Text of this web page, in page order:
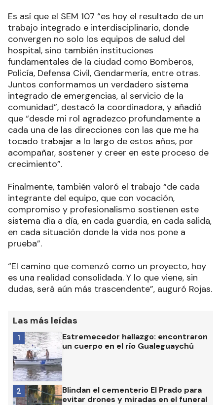
Es así que el SEM 107 “es hoy el resultado de un
trabajo integrado e interdisciplinario, donde
convergen no solo los equipos de salud del
hospital, sino también instituciones
fundamentales de la ciudad como Bomberos,
Policía, Defensa Civil, Gendarmería, entre otras.
Juntos conformamos un verdadero sistema
integrado de emergencias, al servicio de la
comunidad”, destacó la coordinadora, y añadió
que “desde mi rol agradezco profundamente a
cada una de las direcciones con las que me ha
tocado trabajar a lo largo de estos años, por
acompañar, sostener y creer en este proceso de
crecimiento”.
Finalmente, también valoró el trabajo “de cada
integrante del equipo, que con vocación,
compromiso y profesionalismo sostienen este
sistema día a día, en cada guardia, en cada salida,
en cada situación donde la vida nos pone a
prueba”.
“El camino que comenzó como un proyecto, hoy
es una realidad consolidada. Y lo que viene, sin
dudas, será aún más trascendente”, auguró Rojas.
Las más leídas
Estremecedor hallazgo: encontraron
un cuerpo en el río Gualeguaychú
1
Blindan el cementerio El Prado para
evitar drones y miradas en el funeral
2